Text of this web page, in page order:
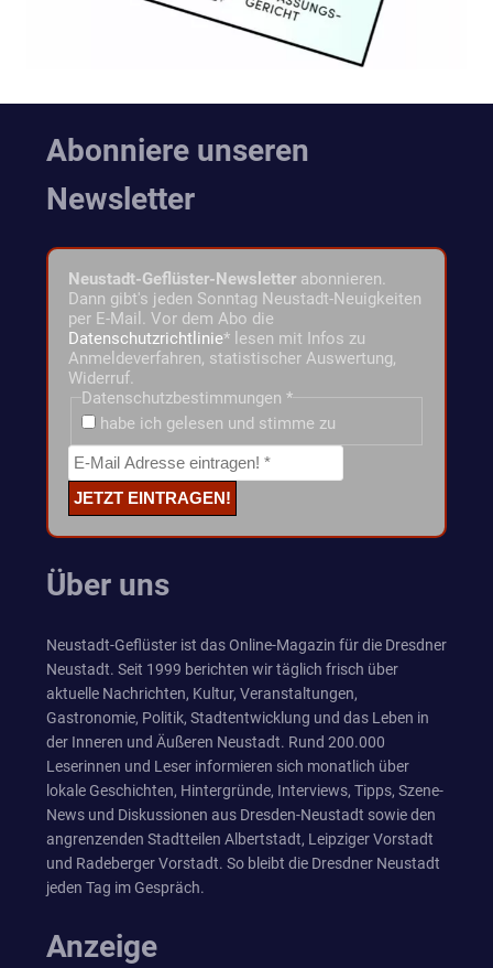
Abonniere unseren
Newsletter
Neustadt-Geflüster-Newsletter abonnieren.
Dann gibt's jeden Sonntag Neustadt-Neuigkeiten
per E-Mail. Vor dem Abo die
Datenschutzrichtlinie* lesen mit Infos zu
Anmeldeverfahren, statistischer Auswertung,
Widerruf.
Datenschutzbestimmungen *
habe ich gelesen und stimme zu
Über uns
Neustadt-Geflüster ist das Online-Magazin für die Dresdner
Neustadt. Seit 1999 berichten wir täglich frisch über
aktuelle Nachrichten, Kultur, Veranstaltungen,
Gastronomie, Politik, Stadtentwicklung und das Leben in
der Inneren und Äußeren Neustadt. Rund 200.000
Leserinnen und Leser informieren sich monatlich über
lokale Geschichten, Hintergründe, Interviews, Tipps, Szene-
News und Diskussionen aus Dresden-Neustadt sowie den
angrenzenden Stadtteilen Albertstadt, Leipziger Vorstadt
und Radeberger Vorstadt. So bleibt die Dresdner Neustadt
jeden Tag im Gespräch.
Anzeige